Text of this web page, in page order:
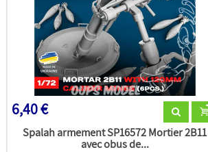
6,40 €
Spalah armement SP16572 Mortier 2B11
avec obus de...